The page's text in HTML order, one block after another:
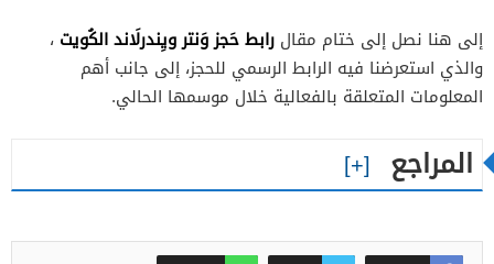
إلى هنا نصل إلى ختام مقال رابط حَجز وَنتر ويِندرلَاند الكُويت ،
والذي استعرضنا فيه الرابط الرسمي للحجز، إلى جانب أهم
المعلومات المتعلقة بالفعالية خلال موسمها الحالي.
المراجع